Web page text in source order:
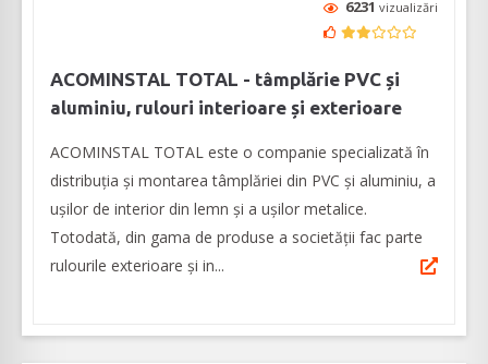
6231 vizualizări
ACOMINSTAL TOTAL - tâmplărie PVC și
aluminiu, rulouri interioare și exterioare
ACOMINSTAL TOTAL este o companie specializată în
distribuția și montarea tâmplăriei din PVC și aluminiu, a
ușilor de interior din lemn și a ușilor metalice.
Totodată, din gama de produse a societății fac parte
rulourile exterioare și in...